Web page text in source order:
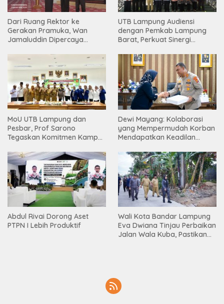
Dari Ruang Rektor ke
Gerakan Pramuka, Wan
Jamaluddin Dipercaya
UTB Lampung Audiensi
dengan Pemkab Lampung
Barat, Perkuat Sinergi
Tinggi
MoU UTB Lampung dan
Pesbar, Prof Sarono
Tegaskan Komitmen Kampus
Masyarakat
Dewi Mayang: Kolaborasi
yang Mempermudah Korban
Mendapatkan Keadilan
Abdul Rivai Dorong Aset
PTPN I Lebih Produktif
Wali Kota Bandar Lampung
Eva Dwiana Tinjau Perbaikan
Jalan Wala Kuba, Pastikan